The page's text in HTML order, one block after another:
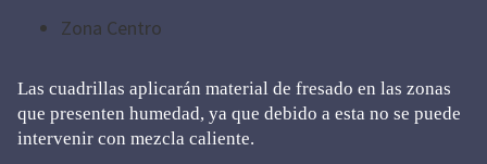
Zona Centro
Las cuadrillas aplicarán material de fresado en las zonas
que presenten humedad, ya que debido a esta no se puede
intervenir con mezcla caliente.